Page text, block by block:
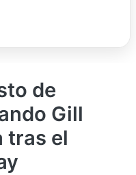
de
Gill
tras el